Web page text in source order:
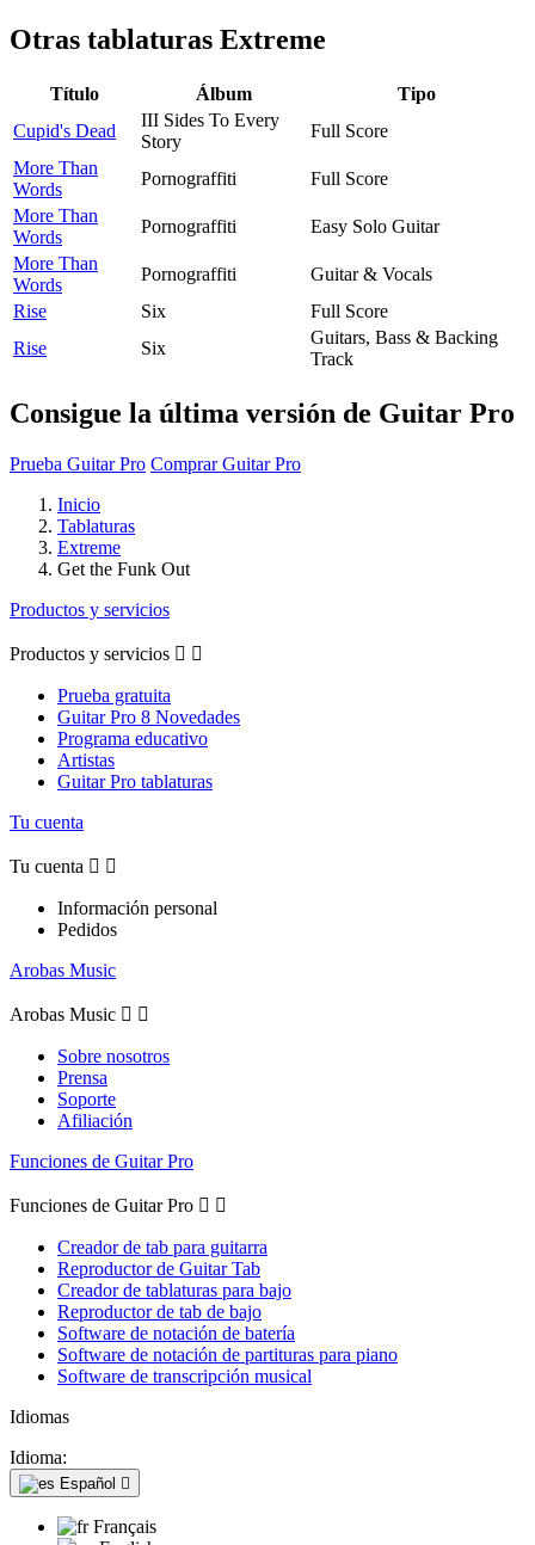
Otras tablaturas Extreme
Título Álbum
Tipo
Cupid's Dead
III Sides To Every
Story
Full Score
More Than
Words
Pornograffiti
Full Score
More Than
Words
Pornograffiti
Easy Solo Guitar
More Than
Words
Pornograffiti
Guitar & Vocals
Rise
Six
Full Score
Rise
Six
Guitars, Bass & Backing
Track
Consigue la última versión de Guitar Pro
Prueba Guitar Pro Comprar Guitar Pro
Inicio
Tablaturas
Extreme
Get the Funk Out
Productos y servicios
Productos y servicios  
Prueba gratuita
Guitar Pro 8 Novedades
Programa educativo
Artistas
Guitar Pro tablaturas
Tu cuenta
Tu cuenta  
Información personal
Pedidos
Arobas Music
Arobas Music  
Sobre nosotros
Prensa
Soporte
Afiliación
Funciones de Guitar Pro
Funciones de Guitar Pro  
Creador de tab para guitarra
Reproductor de Guitar Tab
Creador de tablaturas para bajo
Reproductor de tab de bajo
Software de notación de batería
Software de notación de partituras para piano
Software de transcripción musical
Idiomas
Idioma:
Español 
Français